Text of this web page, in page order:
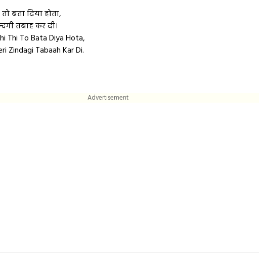
बता दिया होता,
तबाह कर दी।
Thi To Bata Diya Hota,
Zindagi Tabaah Kar Di.
Advertisement